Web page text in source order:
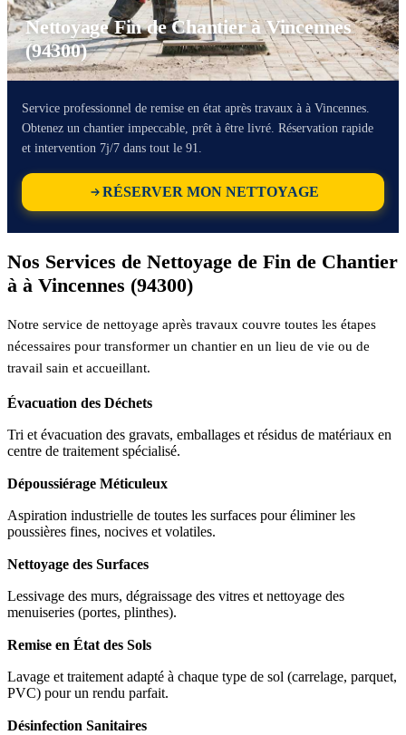
Nettoyage Fin de Chantier à Vincennes
(94300)
Service professionnel de remise en état après travaux à à Vincennes.
Obtenez un chantier impeccable, prêt à être livré. Réservation rapide
et intervention 7j/7 dans tout le 91.
RÉSERVER MON NETTOYAGE
Nos Services de Nettoyage de Fin de Chantier
à à Vincennes (94300)
Notre service de nettoyage après travaux couvre toutes les étapes
nécessaires pour transformer un chantier en un lieu de vie ou de
travail sain et accueillant.
Évacuation des Déchets
Tri et évacuation des gravats, emballages et résidus de matériaux en
centre de traitement spécialisé.
Dépoussiérage Méticuleux
Aspiration industrielle de toutes les surfaces pour éliminer les
poussières fines, nocives et volatiles.
Nettoyage des Surfaces
Lessivage des murs, dégraissage des vitres et nettoyage des
menuiseries (portes, plinthes).
Remise en État des Sols
Lavage et traitement adapté à chaque type de sol (carrelage, parquet,
PVC) pour un rendu parfait.
Désinfection Sanitaires